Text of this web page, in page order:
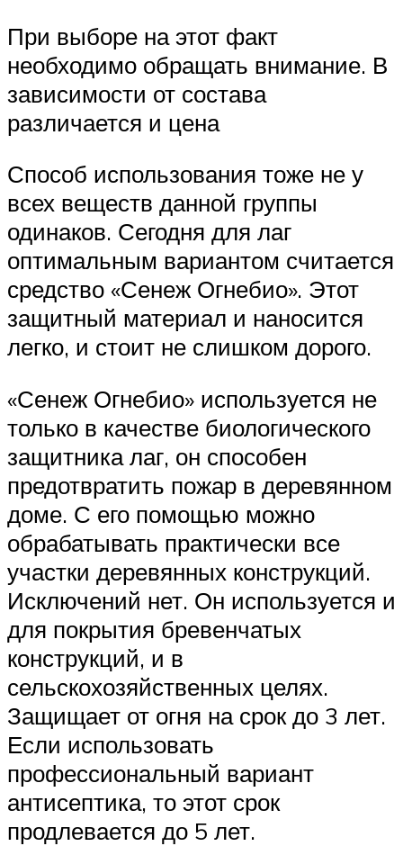
При выборе на этот факт
необходимо обращать внимание. В
зависимости от состава
различается и цена
Способ использования тоже не у
всех веществ данной группы
одинаков. Сегодня для лаг
оптимальным вариантом считается
средство «Сенеж Огнебио». Этот
защитный материал и наносится
легко, и стоит не слишком дорого.
«Сенеж Огнебио» используется не
только в качестве биологического
защитника лаг, он способен
предотвратить пожар в деревянном
доме. С его помощью можно
обрабатывать практически все
участки деревянных конструкций.
Исключений нет. Он используется и
для покрытия бревенчатых
конструкций, и в
сельскохозяйственных целях.
Защищает от огня на срок до 3 лет.
Если использовать
профессиональный вариант
антисептика, то этот срок
продлевается до 5 лет.